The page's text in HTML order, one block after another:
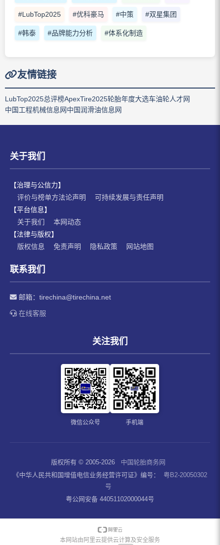
#LubTop2025 #优科豪马 #中策 #双星集团
#韩泰 #品牌能力分析 #体系化制造
友情链接
LubTop2025总评榜ApexTire2025轮胎年度大选车油轮人才网
中国工程机械信息网中国润滑油信息网
关于我们
【治理与公信力】
评价与榜单方法论声明
可持续发展与责任声明
【平台信息】
关于我们
本网动态
【法律与版权】
版权信息
免责声明 隐私政策 网站地图
联系我们
邮箱： tirechina@tirechina.net
在线客服
关注我们
微信公众号 手机端
版权所有 © 2005-2026
中国轮胎商务网
《中华人民共和国增值电信业务经营许可证》编号：
粤B2-20050302
号
粤公网安备 44051102000044号
本网站由阿里云提供云计算及安全服务